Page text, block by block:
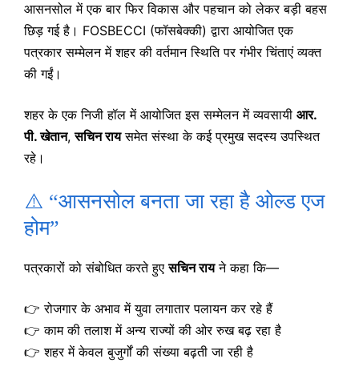
आसनसोल में एक बार फिर विकास और पहचान को लेकर बड़ी बहस
छिड़ गई है। FOSBECCI (फॉसबेक्की) द्वारा आयोजित एक
पत्रकार सम्मेलन में शहर की वर्तमान स्थिति पर गंभीर चिंताएं व्यक्त
की गईं।
शहर के एक निजी हॉल में आयोजित इस सम्मेलन में व्यवसायी आर.
पी. खेतान,सचिन रायसमेत संस्था के कई प्रमुख सदस्य उपस्थित
रहे।
⚠️ “आसनसोल बनता जा रहा है ओल्ड एज
होम”
पत्रकारों को संबोधित करते हुएसचिन रायने कहा कि—
👉 रोजगार के अभाव में युवा लगातार पलायन कर रहे हैं
👉 काम की तलाश में अन्य राज्यों की ओर रुख बढ़ रहा है
👉 शहर में केवल बुजुर्गों की संख्या बढ़ती जा रही है